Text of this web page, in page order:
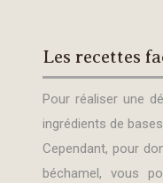
Les recettes
Pour réaliser une
ingrédients de
Cependant, pour
béchamel, vous